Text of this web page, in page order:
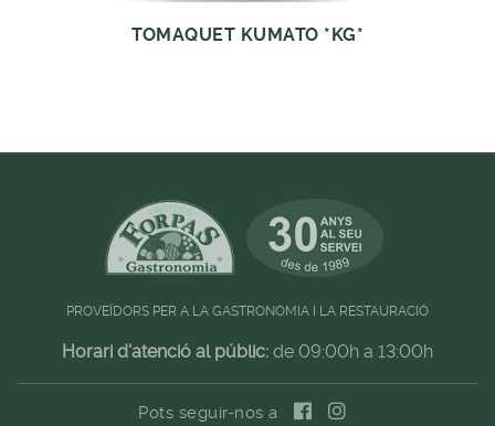
TOMAQUET KUMATO *KG*
PROVEÏDORS PER A LA GASTRONOMIA I LA RESTAURACIÓ
Horari d'atenció al públic: de 09:00h a 13:00h
Pots seguir-nos a